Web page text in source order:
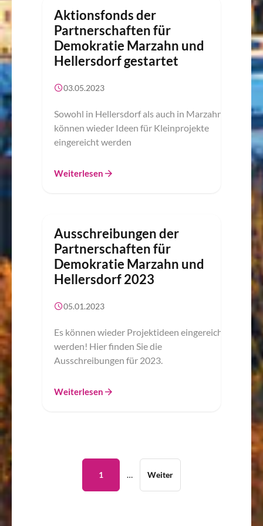
Aktionsfonds der
Partnerschaften für
Demokratie Marzahn und
Hellersdorf gestartet
03.05.2023
Sowohl in Hellersdorf als auch in Marzahn
können wieder Ideen für Kleinprojekte
eingereicht werden
Weiterlesen
Ausschreibungen der
Partnerschaften für
Demokratie Marzahn und
Hellersdorf 2023
05.01.2023
Es können wieder Projektideen eingereicht
werden! Hier finden Sie die
Ausschreibungen für 2023.
Weiterlesen
1 … Weiter